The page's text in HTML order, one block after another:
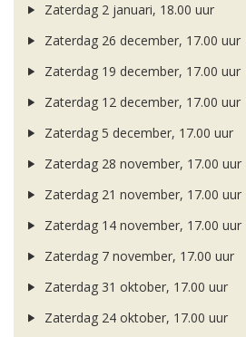
Zaterdag 2 januari, 18.00 uur
Zaterdag 26 december, 17.00 uur
Zaterdag 19 december, 17.00 uur
Zaterdag 12 december, 17.00 uur
Zaterdag 5 december, 17.00 uur
Zaterdag 28 november, 17.00 uur
Zaterdag 21 november, 17.00 uur
Zaterdag 14 november, 17.00 uur
Zaterdag 7 november, 17.00 uur
Zaterdag 31 oktober, 17.00 uur
Zaterdag 24 oktober, 17.00 uur